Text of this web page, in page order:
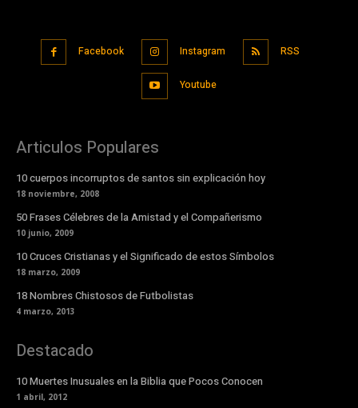
Facebook Instagram RSS
Youtube
Articulos Populares
10 cuerpos incorruptos de santos sin explicación hoy
18 noviembre, 2008
50 Frases Célebres de la Amistad y el Compañerismo
10 junio, 2009
10 Cruces Cristianas y el Significado de estos Símbolos
18 marzo, 2009
18 Nombres Chistosos de Futbolistas
4 marzo, 2013
Destacado
10 Muertes Inusuales en la Biblia que Pocos Conocen
1 abril, 2012